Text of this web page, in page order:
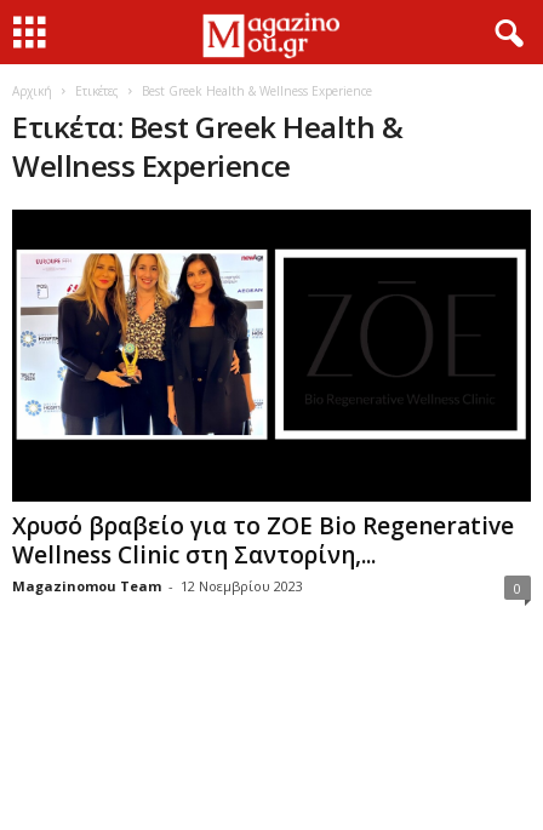
Αρχική Ετικέτες Best Greek Health & Wellness Experience
Ετικέτα: Best Greek Health &
Wellness Experience
Χρυσό βραβείο για το ZOE Bio Regenerative
Wellness Clinic στη Σαντορίνη,...
Magazinomou Team - 12 Νοεμβρίου 2023 0